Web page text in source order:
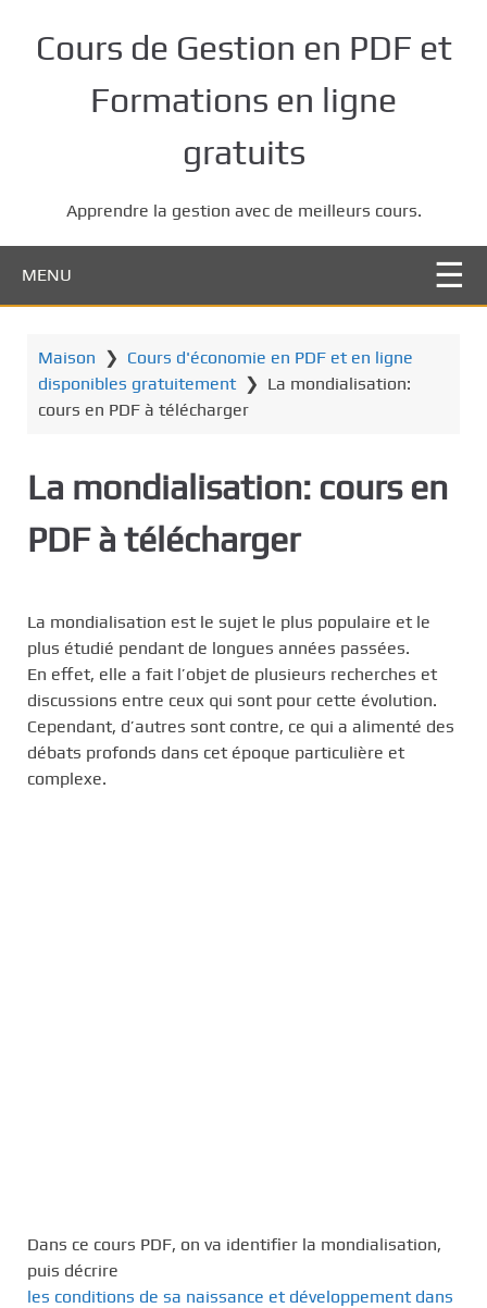
o
Cours de Gestion en PDF et
Formations en ligne
gratuits
Apprendre la gestion avec de meilleurs cours.
MENU
Maison ❯ Cours d'économie en PDF et en ligne
disponibles gratuitement ❯ La mondialisation:
cours en PDF à télécharger
La mondialisation: cours en
PDF à télécharger
La mondialisation est le sujet le plus populaire et le
plus étudié pendant de longues années passées.
En effet, elle a fait l’objet de plusieurs recherches et
discussions entre ceux qui sont pour cette évolution.
Cependant, d’autres sont contre, ce qui a alimenté des
débats profonds dans cet époque particulière et
complexe.
Dans ce cours PDF, on va identifier la mondialisation,
puis décrire
les conditions de sa naissance et développement dans